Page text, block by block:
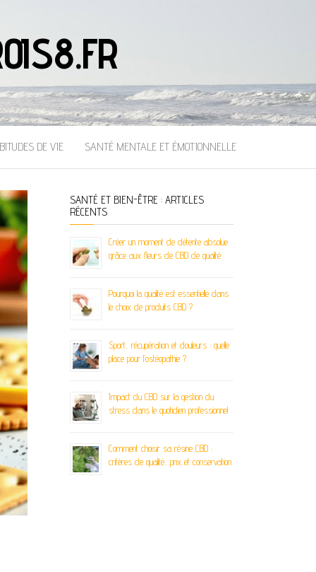
DE VIE SANTÉ MENTALE ET ÉMOTIONNELLE
SANTÉ ET BIEN-ÊTRE : ARTICLES
RÉCENTS
Créer un moment de détente absolue
grâce aux fleurs de CBD de qualité
Pourquoi la qualité est essentielle dans
le choix de produits CBD ?
Sport, récupération et douleurs : quelle
place pour l’ostéopathie ?
Impact du CBD sur la gestion du
stress dans le quotidien professionnel
Comment choisir sa résine CBD :
critères de qualité, prix et conservation